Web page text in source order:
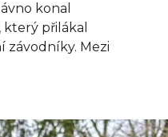
konal
který přilákal
závodníky. Mezi